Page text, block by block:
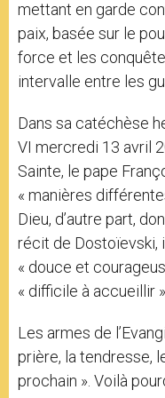
mettant en garde
paix, basée sur le
force et les
intervalle entre les
Dans sa catéchèse
VI mercredi 13 avril
Sainte, le pape
« manières
Dieu, d’autre part,
récit de Dostoïevski,
« douce et
« difficile à accueillir ».
Les armes de
prière, la tendresse,
prochain ». Voilà